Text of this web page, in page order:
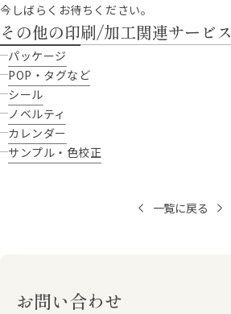
今しばらくお待ちください。
その他の印刷/加工関連サービス
パッケージ
POP・タグなど
シール
ノベルティ
カレンダー
サンプル・色校正
一覧に戻る
お問い合わせ